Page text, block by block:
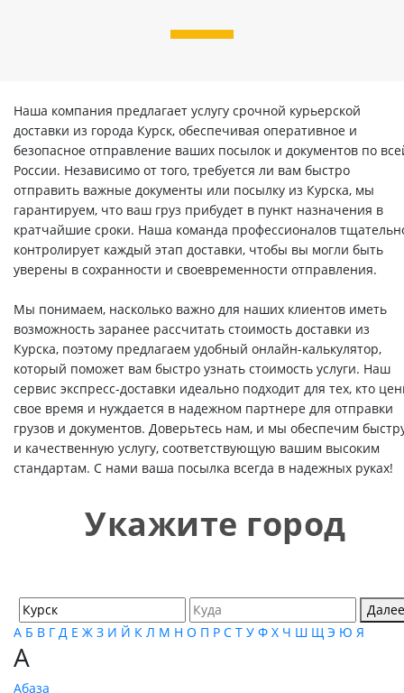
Наша компания предлагает услугу срочной курьерской
доставки из города Курск, обеспечивая оперативное и
безопасное отправление ваших посылок и документов по
России. Независимо от того, требуется ли вам быстро
отправить важные документы или посылку из Курска, мы
гарантируем, что ваш груз прибудет в пункт назначения в
кратчайшие сроки. Наша команда профессионалов
контролирует каждый этап доставки, чтобы вы могли быть
уверены в сохранности и своевременности отправления.
Мы понимаем, насколько важно для наших клиентов иметь
возможность заранее рассчитать стоимость доставки из
Курска, поэтому предлагаем удобный онлайн-калькулятор,
который поможет вам быстро узнать стоимость услуги. Наш
сервис экспресс-доставки идеально подходит для тех, кто
свое время и нуждается в надежном партнере для отправки
грузов и документов. Доверьтесь нам, и мы обеспечим
и качественную услугу, соответствующую вашим высоким
стандартам. С нами ваша посылка всегда в надежных руках!
Укажите город
Далее
А Б В Г Д Е Ж З И Й К Л М Н О П Р С Т У Ф Х Ч Ш Щ Э Ю Я
А
Абаза